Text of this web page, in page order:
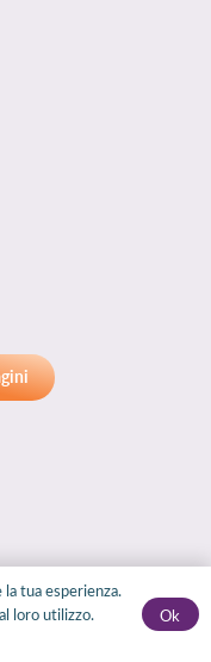
tua esperienza.
loro utilizzo.
Ok